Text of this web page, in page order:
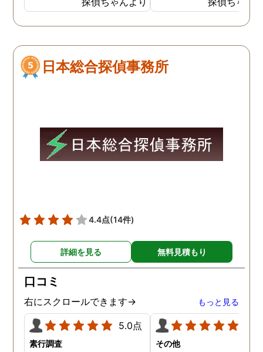
間365日にわたり電話で無
料相談を受け付けていたの
ダイヤルもあり、安心でき
ました。 成功報酬制だった
ているだけあって、良心的
な金額で調査をしてもらえ
たため感謝しています。
るのはいつものことでし
が、家出した時は。いつ
しく、自分も仕事をして
るので、その場にはいま
ので気にしてはいません
したが5日ほど帰ってこ
い状態が続いたので知り
日本総合探偵事務所
4.4点(14件)
詳細を見る 無料見積もり
口コミ
右にスクロールできます→ もっと見る
5.0点
素行調査 その他